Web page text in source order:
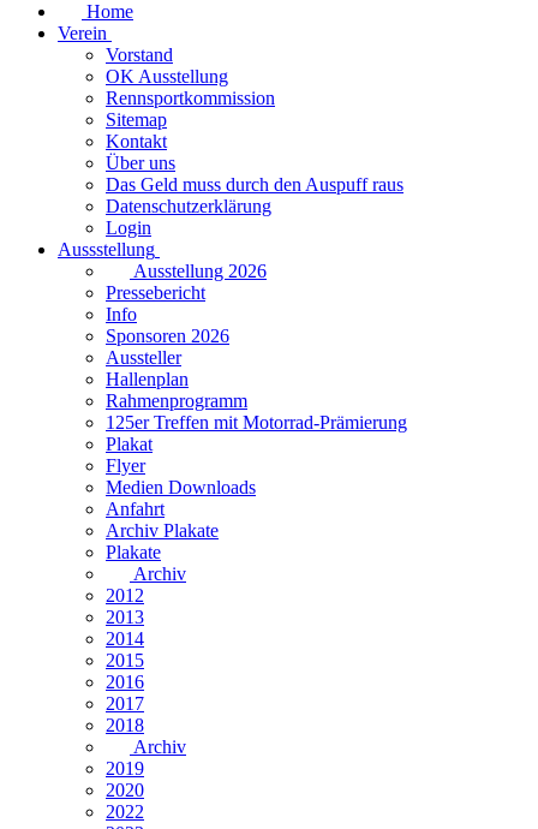
Home
Verein
Vorstand
OK Ausstellung
Rennsportkommission
Sitemap
Kontakt
Über uns
Das Geld muss durch den Auspuff raus
Datenschutzerklärung
Login
Aussstellung
Ausstellung 2026
Pressebericht
Info
Sponsoren 2026
Aussteller
Hallenplan
Rahmenprogramm
125er Treffen mit Motorrad-Prämierung
Plakat
Flyer
Medien Downloads
Anfahrt
Archiv Plakate
Plakate
Archiv
2012
2013
2014
2015
2016
2017
2018
Archiv
2019
2020
2022